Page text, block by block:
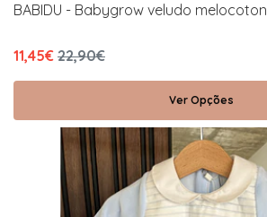
BABIDU - Babygrow veludo melocoton
11,45€ 22,90€
Ver Opções